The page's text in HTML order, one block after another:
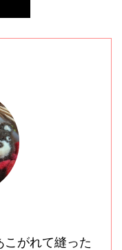
がれて縫った